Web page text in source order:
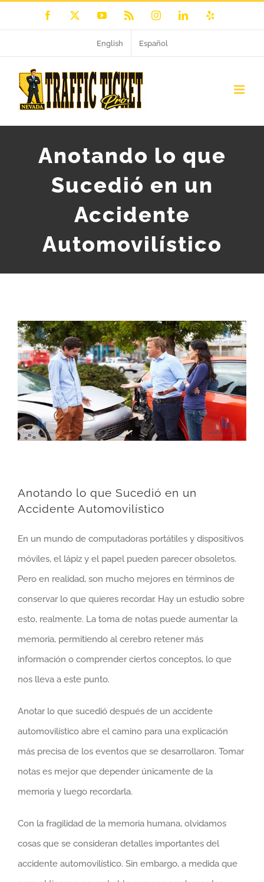
to
Facebook YouTube InstagramLinkedIn
English Español
Anotando lo que
Sucedió en un
Accidente
Automovilístico
View
Larger
Image
Anotando lo que Sucedió en un
Accidente Automovilístico
En un mundo de computadoras portátiles y dispositivos
móviles, el lápiz y el papel pueden parecer obsoletos.
Pero en realidad, son mucho mejores en términos de
conservar lo que quieres recordar. Hay un estudio sobre
esto, realmente. La toma de notas puede aumentar la
memoria, permitiendo al cerebro retener más
información o comprender ciertos conceptos, lo que
nos lleva a este punto.
Anotar lo que sucedió después de un accidente
automovilístico abre el camino para una explicación
más precisa de los eventos que se desarrollaron. Tomar
notas es mejor que depender únicamente de la
memoria y luego recordarla.
Con la fragilidad de la memoria humana, olvidamos
cosas que se consideran detalles importantes del
accidente automovilístico. Sin embargo, a medida que